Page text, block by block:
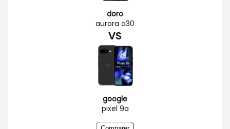
doro
aurora a30
VS
google
pixel 9a